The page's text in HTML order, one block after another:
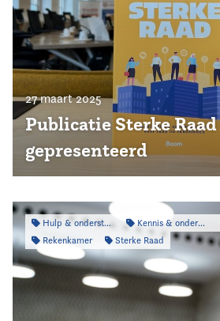
27 maart 2025
Publicatie Sterke Raad
gepresenteerd
Hulp & ondersteuning Kennis & onderzoek
Rekenkamer
Sterke Raad